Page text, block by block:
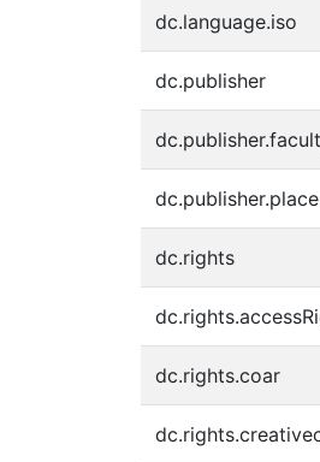
dc.language.iso
dc.publisher
dc.publisher.place
dc.rights
dc.rights.coar